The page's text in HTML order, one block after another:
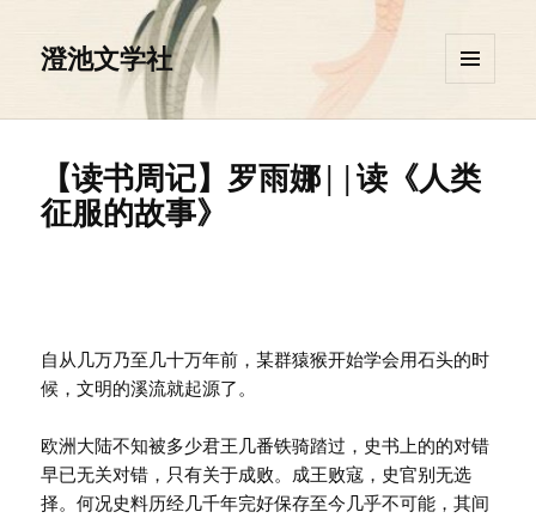
澄池文学社
挂件
【读书周记】罗雨娜||读《人类
征服的故事》
自从几万乃至几十万年前，某群猿猴开始学会用石头的时
候，文明的溪流就起源了。
欧洲大陆不知被多少君王几番铁骑踏过，史书上的的对错
早已无关对错，只有关于成败。成王败寇，史官别无选
择。何况史料历经几千年完好保存至今几乎不可能，其间